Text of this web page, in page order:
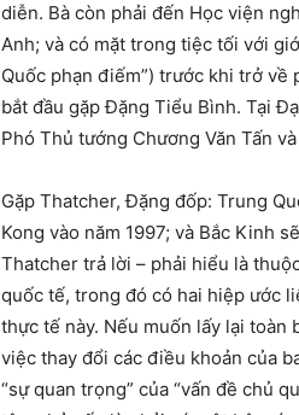
diễn. Bà còn phải đến Học viện
Anh; và có mặt trong tiệc tối với
Quốc phạn điếm”) trước khi trở
bắt đầu gặp Đặng Tiểu Bình. Tại
Phó Thủ tướng Chương Văn Tấn
Gặp Thatcher, Đặng đốp: Trung
Kong vào năm 1997; và Bắc Kinh
Thatcher trả lời – phải hiểu là
quốc tế, trong đó có hai hiệp ước
thực tế này. Nếu muốn lấy lại toàn
việc thay đổi các điều khoản của
“sự quan trọng” của “vấn đề chủ